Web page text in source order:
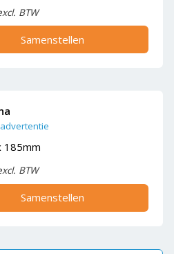
BTW
Samenstellen
185mm
BTW
Samenstellen